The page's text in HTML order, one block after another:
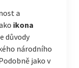
a
ikona
důvody
národního
jako v